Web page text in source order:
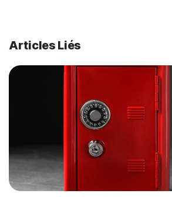
Articles Liés